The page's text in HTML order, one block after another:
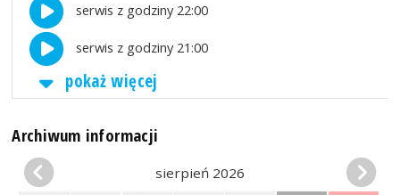
serwis z godziny 22:00
serwis z godziny 21:00
pokaż więcej
Archiwum informacji
sierpień 2026